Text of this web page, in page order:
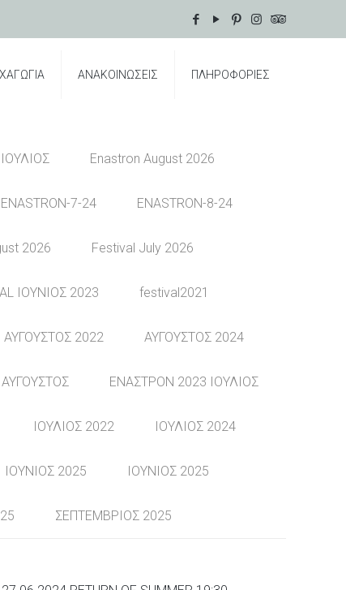
ΑΝΑΚΟΙΝΩΣΕΙΣ ΠΛΗΡΟΦΟΡΙΕΣ
Enastron August 2026
ENASTRON-7-24 ENASTRON-8-24
2026 Festival July 2026
ΙΟΥΝΙΟΣ 2023 festival2021
ΑΥΓΟΥΣΤΟΣ 2022 ΑΥΓΟΥΣΤΟΣ 2024
ΕΝΑΣΤΡΟΝ 2023 ΙΟΥΛΙΟΣ
ΙΟΥΛΙΟΣ 2022 ΙΟΥΛΙΟΣ 2024
ΙΟΥΝΙΟΣ 2025 ΙΟΥΝΙΟΣ 2025
ΣΕΠΤΕΜΒΡΙΟΣ 2025